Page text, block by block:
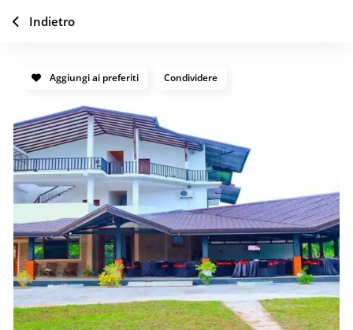
Aggiungi ai preferiti Condividere
Indietro